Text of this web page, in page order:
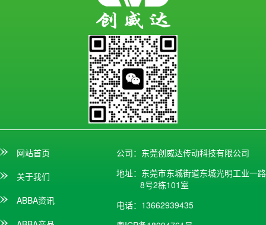
网站首页
关于我们
ABBA资讯
公司：东莞创威达传动科技有限公司
地址：东莞市东城街道东城光明工业一路
8号2栋101室
电话：13662939435